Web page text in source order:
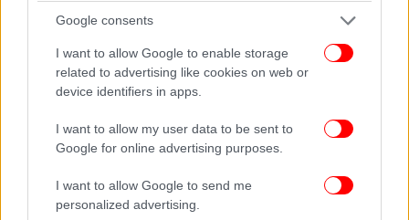
Google consents
I want to allow Google to enable storage
related to advertising like cookies on web or
device identifiers in apps.
I want to allow my user data to be sent to
Google for online advertising purposes.
I want to allow Google to send me
personalized advertising.
στους ανθρώπους του ΟΦΥΠΕΚΑ. «Βρέθηκε», όπως
είπε στο ΑΠΕ-ΜΠΕ η προϊσταμένη της Μονάδας
Διαχείρισης Εθνικών Πάρκων Δέλτα Έβρου και
Δαδιάς, Σύλβια Ζακάκ «περίπου 3 χιλιόμετρα από
το σημείο που κατανάλωσε το δηλητηριασμένο
δόλωμα». Μια τέτοια απόσταση σημαίνει ότι είχε
περάσει αρκετή ώρα από τη στιγμή που είχε
καταναλώσει τη θανατηφόρα τροφή και γι’ αυτόν ο
χρόνος μετρούσε πλέον αντίστροφα.